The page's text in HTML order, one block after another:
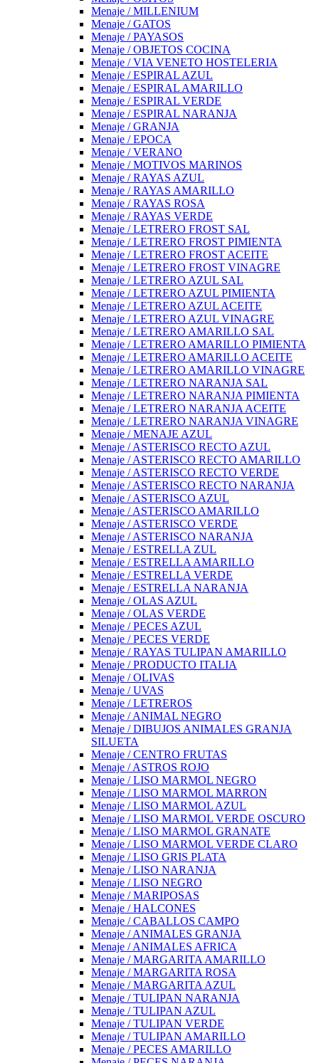
Menaje / MILLENIUM
Menaje / GATOS
Menaje / PAYASOS
Menaje / OBJETOS COCINA
Menaje / VIA VENETO HOSTELERIA
Menaje / ESPIRAL AZUL
Menaje / ESPIRAL AMARILLO
Menaje / ESPIRAL VERDE
Menaje / ESPIRAL NARANJA
Menaje / GRANJA
Menaje / EPOCA
Menaje / VERANO
Menaje / MOTIVOS MARINOS
Menaje / RAYAS AZUL
Menaje / RAYAS AMARILLO
Menaje / RAYAS ROSA
Menaje / RAYAS VERDE
Menaje / LETRERO FROST SAL
Menaje / LETRERO FROST PIMIENTA
Menaje / LETRERO FROST ACEITE
Menaje / LETRERO FROST VINAGRE
Menaje / LETRERO AZUL SAL
Menaje / LETRERO AZUL PIMIENTA
Menaje / LETRERO AZUL ACEITE
Menaje / LETRERO AZUL VINAGRE
Menaje / LETRERO AMARILLO SAL
Menaje / LETRERO AMARILLO PIMIENTA
Menaje / LETRERO AMARILLO ACEITE
Menaje / LETRERO AMARILLO VINAGRE
Menaje / LETRERO NARANJA SAL
Menaje / LETRERO NARANJA PIMIENTA
Menaje / LETRERO NARANJA ACEITE
Menaje / LETRERO NARANJA VINAGRE
Menaje / MENAJE AZUL
Menaje / ASTERISCO RECTO AZUL
Menaje / ASTERISCO RECTO AMARILLO
Menaje / ASTERISCO RECTO VERDE
Menaje / ASTERISCO RECTO NARANJA
Menaje / ASTERISCO AZUL
Menaje / ASTERISCO AMARILLO
Menaje / ASTERISCO VERDE
Menaje / ASTERISCO NARANJA
Menaje / ESTRELLA ZUL
Menaje / ESTRELLA AMARILLO
Menaje / ESTRELLA VERDE
Menaje / ESTRELLA NARANJA
Menaje / OLAS AZUL
Menaje / OLAS VERDE
Menaje / PECES AZUL
Menaje / PECES VERDE
Menaje / RAYAS TULIPAN AMARILLO
Menaje / PRODUCTO ITALIA
Menaje / OLIVAS
Menaje / UVAS
Menaje / LETREROS
Menaje / ANIMAL NEGRO
Menaje / DIBUJOS ANIMALES GRANJA
SILUETA
Menaje / CENTRO FRUTAS
Menaje / ASTROS ROJO
Menaje / LISO MARMOL NEGRO
Menaje / LISO MARMOL MARRON
Menaje / LISO MARMOL AZUL
Menaje / LISO MARMOL VERDE OSCURO
Menaje / LISO MARMOL GRANATE
Menaje / LISO MARMOL VERDE CLARO
Menaje / LISO GRIS PLATA
Menaje / LISO NARANJA
Menaje / LISO NEGRO
Menaje / MARIPOSAS
Menaje / HALCONES
Menaje / CABALLOS CAMPO
Menaje / ANIMALES GRANJA
Menaje / ANIMALES AFRICA
Menaje / MARGARITA AMARILLO
Menaje / MARGARITA ROSA
Menaje / MARGARITA AZUL
Menaje / TULIPAN NARANJA
Menaje / TULIPAN AZUL
Menaje / TULIPAN VERDE
Menaje / TULIPAN AMARILLO
Menaje / PECES AMARILLO